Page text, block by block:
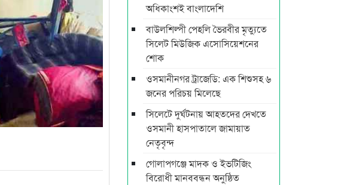
অধিকাংশই বাংলাদেশি
বাউলশিল্পী পেহলি ভৈরবীর মৃত্যুতে
সিলেট মিউজিক এসোসিয়েশনের
শোক
ওসমানীনগর ট্রাজেডি: এক শিশুসহ ৬
জনের পরিচয় মিলেছে
সিলেটে দুর্ঘটনায় আহতদের দেখতে
ওসমানী হাসপাতালে জামায়াত
নেতৃবৃন্দ
গোলাপগঞ্জে মাদক ও ইভটিজিং
বিরোধী মানববন্ধন অনুষ্ঠিত